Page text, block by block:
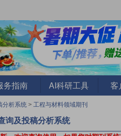
务指南 AI科研工具 客
分析系统 > 工程与材料领域期刊
询及投稿分析系统